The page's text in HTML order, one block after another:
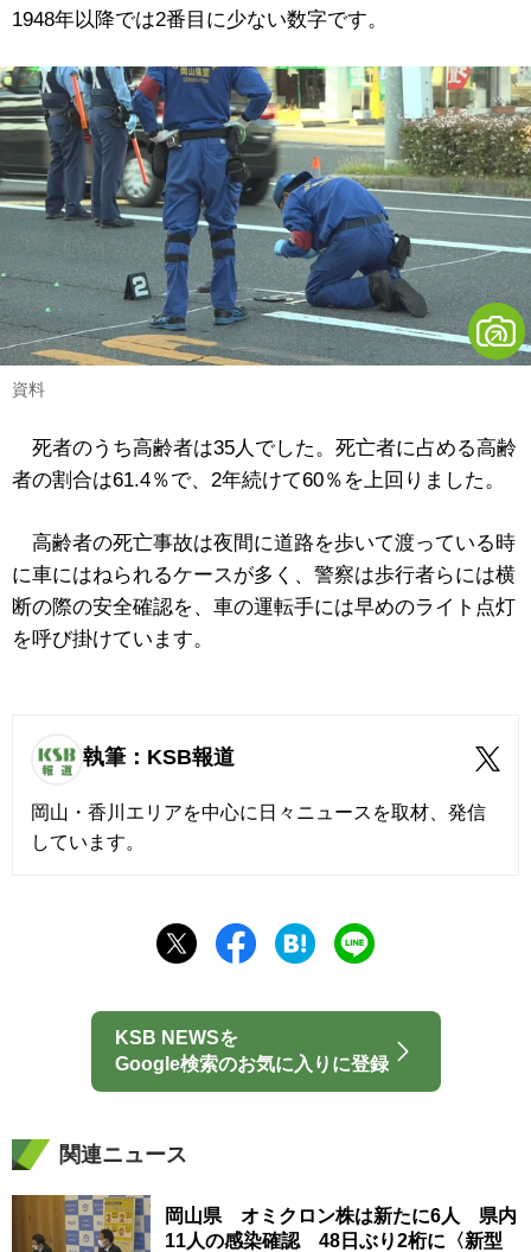
1948年以降では2番目に少ない数字です。
資料
死者のうち高齢者は35人でした。死亡者に占める高齢
者の割合は61.4％で、2年続けて60％を上回りました。
高齢者の死亡事故は夜間に道路を歩いて渡っている時
に車にはねられるケースが多く、警察は歩行者らには横
断の際の安全確認を、車の運転手には早めのライト点灯
を呼び掛けています。
執筆：KSB報道
岡山・香川エリアを中心に日々ニュースを取材、発信
しています。
KSB NEWSを
Google検索のお気に入りに登録
関連ニュース
岡山県 オミクロン株は新たに6人 県内
11人の感染確認 48日ぶり2桁に〈新型